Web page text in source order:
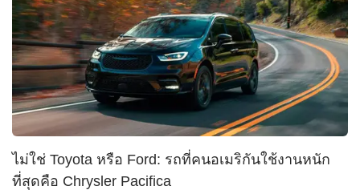
ไม่ใช่ Toyota หรือ Ford: รถที่คนอเมริกันใช้งานหนัก
ที่สุดคือ Chrysler Pacifica